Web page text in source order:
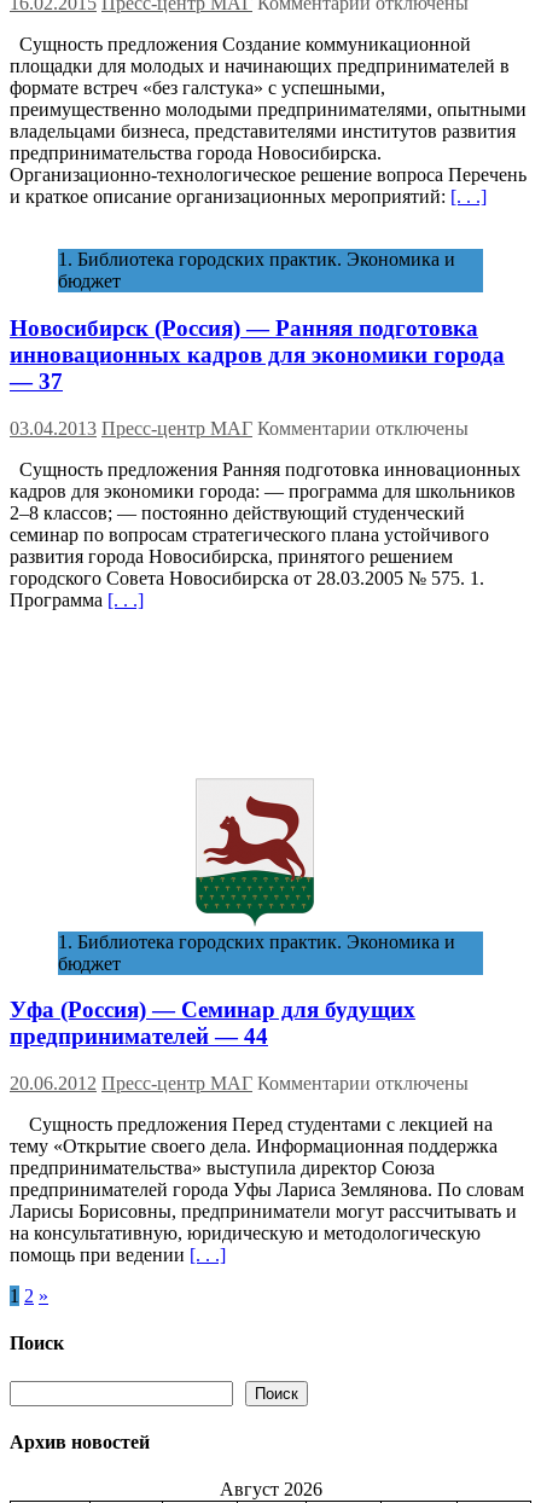
Новосибирск
—
Развитие
молодежного
—
25
Сущность предложения Создание коммуникационной
площадки для молодых и начинающих предпринимателей в
формате встреч «без галстука» с успешными,
преимущественно молодыми предпринимателями, опытными
владельцами бизнеса, представителями институтов развития
предпринимательства города Новосибирска.
Организационно-технологическое решение вопроса Перечень
и краткое описание организационных мероприятий: [. . .]
1. Библиотека городских практик. Экономика и
бюджет
Новосибирск (Россия) — Ранняя подготовка
инновационных кадров для экономики города
— 37
03.04.2013 Пресс-центр МАГ Комментарии к
Новосибирск
—
Ранняя
подготовка
инновационных
кадров
отключены
Сущность предложения Ранняя подготовка инновационных
кадров для экономики города: — программа для школьников
2–8 классов; — постоянно действующий студенческий
семинар по вопросам стратегического плана устойчивого
развития города Новосибирска, принятого решением
городского Совета Новосибирска от 28.03.2005 № 575. 1.
Программа [. . .]
1. Библиотека городских практик. Экономика и
бюджет
Уфа (Россия) — Cеминар для будущих
предпринимателей — 44
20.06.2012 Пресс-центр МАГ Комментарии к
Уфа
(Россия)
—
Cеминар
для
будущих
отключены
Сущность предложения Перед студентами с лекцией на
тему «Открытие своего дела. Информационная поддержка
предпринимательства» выступила директор Союза
предпринимателей города Уфы Лариса Землянова. По словам
Ларисы Борисовны, предприниматели могут рассчитывать и
на консультативную, юридическую и методологическую
помощь при ведении [. . .]
Пагинация
записей
1 2 »
Поиск
Поиск
Архив новостей
Август 2026